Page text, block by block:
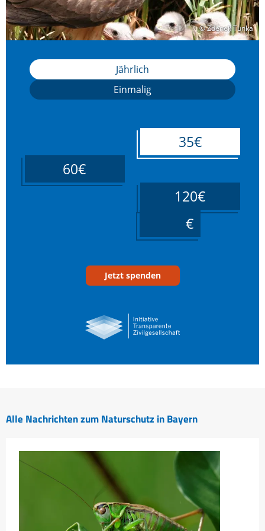
© Zdenek Tunka
© Zdenek Tunka
Jährlich
Einmalig
35€
60€
120€
Jetzt spenden
Alle Nachrichten zum Naturschutz in Bayern